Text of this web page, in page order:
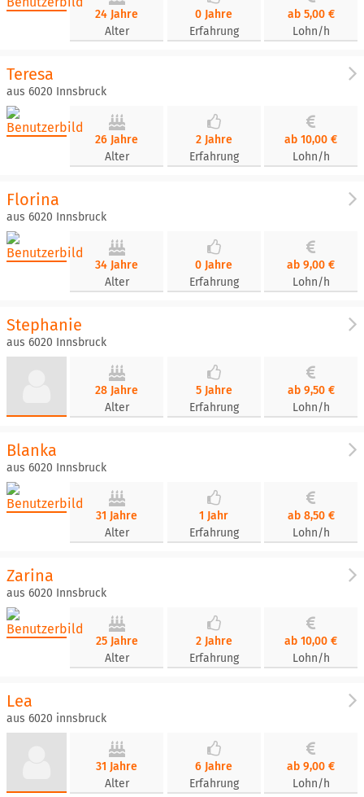
24 Jahre
Alter
0 Jahre
Erfahrung
ab 5,00 €
Lohn/h
Teresa
aus 6020 Innsbruck
26 Jahre
Alter
2 Jahre
Erfahrung
ab 10,00 €
Lohn/h
Florina
aus 6020 Innsbruck
34 Jahre
Alter
0 Jahre
Erfahrung
ab 9,00 €
Lohn/h
Stephanie
aus 6020 Innsbruck
28 Jahre
Alter
5 Jahre
Erfahrung
ab 9,50 €
Lohn/h
Blanka
aus 6020 Innsbruck
31 Jahre
Alter
1 Jahr
Erfahrung
ab 8,50 €
Lohn/h
Zarina
aus 6020 Innsbruck
25 Jahre
Alter
2 Jahre
Erfahrung
ab 10,00 €
Lohn/h
Lea
aus 6020 innsbruck
31 Jahre
Alter
6 Jahre
Erfahrung
ab 9,00 €
Lohn/h